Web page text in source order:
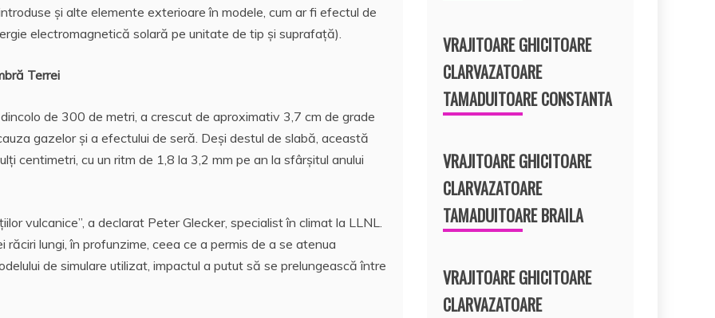
şi alte elemente exterioare în modele, cum ar fi efectul de
electromagnetică solară pe unitate de tip şi suprafaţă).
Terrei
de 300 de metri, a crescut de aproximativ 3,7 cm de grade
gazelor şi a efectului de seră. Deşi destul de slabă, această
centimetri, cu un ritm de 1,8 la 3,2 mm pe an la sfârşitul anului
vulcanice”, a declarat Peter Glecker, specialist în climat la LLNL.
răciri lungi, în profunzime, ceea ce a permis de a se atenua
de simulare utilizat, impactul a putut să se prelungească între
VRAJITOARE GHICITOARE
CLARVAZATOARE
TAMADUITOARE CONSTANTA
VRAJITOARE GHICITOARE
CLARVAZATOARE
TAMADUITOARE BRAILA
VRAJITOARE GHICITOARE
CLARVAZATOARE